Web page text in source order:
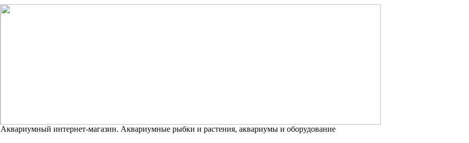
Аквариумный интернет-магазин. Аквариумные рыбки и растения, аквариумы и оборудование